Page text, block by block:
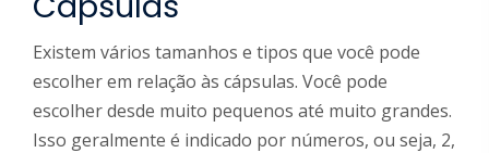
Existem vários tamanhos e tipos que você pode
escolher em relação às cápsulas. Você pode
escolher desde muito pequenos até muito grandes.
Isso geralmente é indicado por números, ou seja, 2,